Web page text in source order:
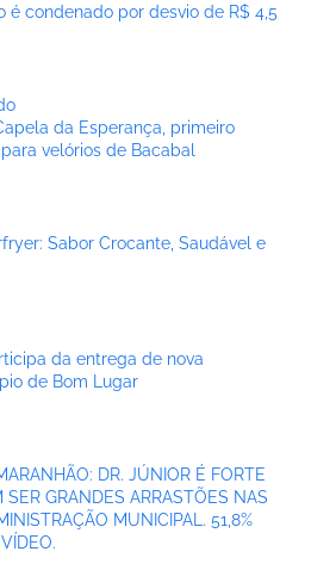
é condenado por desvio de R$ 4,5
da Esperança, primeiro
velórios de Bacabal
Sabor Crocante, Saudável e
da entrega de nova
de Bom Lugar
DR. JÚNIOR É FORTE
SER GRANDES ARRASTÕES NAS
MUNICIPAL. 51,8%